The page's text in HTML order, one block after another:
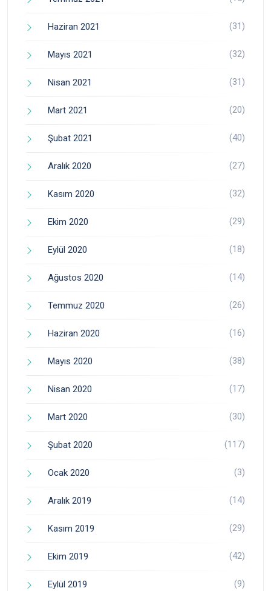
Haziran 2021 (31)
Mayıs 2021 (32)
Nisan 2021 (31)
Mart 2021 (20)
Şubat 2021 (40)
Aralık 2020 (27)
Kasım 2020 (32)
Ekim 2020 (29)
Eylül 2020 (18)
Ağustos 2020 (14)
Temmuz 2020 (26)
Haziran 2020 (16)
Mayıs 2020 (38)
Nisan 2020 (17)
Mart 2020 (30)
Şubat 2020 (117)
Ocak 2020 (3)
Aralık 2019 (14)
Kasım 2019 (29)
Ekim 2019 (42)
Eylül 2019 (9)